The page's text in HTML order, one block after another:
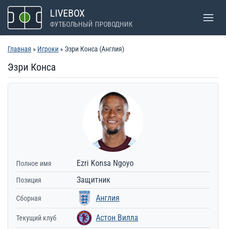
Перейти
содержимому
LIVEBOX
ФУТБОЛЬНЫЙ ПРОВОДНИК
Главная » Игроки » Эзри Конса (Англия)
Эзри Конса
Полное имя Ezri Konsa Ngoyo
Позиция Защитник
Сборная Англия
Текущий клуб Астон Вилла